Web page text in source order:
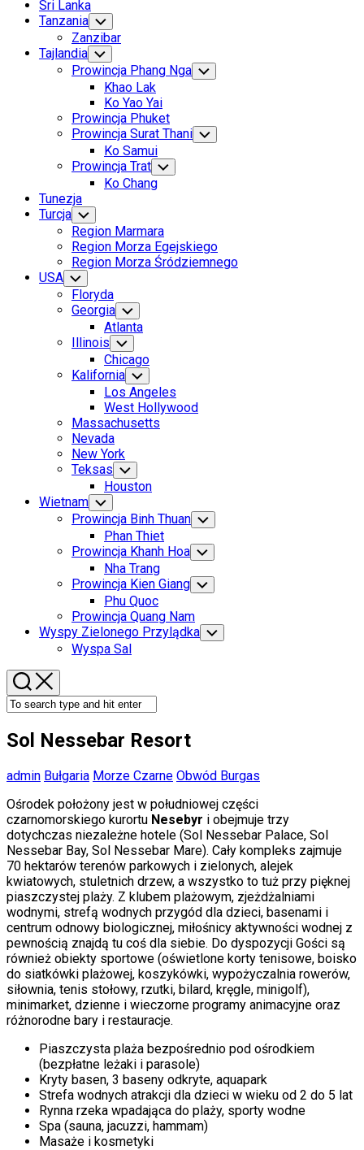
Sri Lanka
Tanzania Toggle
Child
Menu
Zanzibar
Tajlandia Toggle
Child
Menu
Prowincja Phang Nga Toggle
Child
Khao Lak
Ko Yao Yai
Prowincja Phuket
Prowincja Surat Thani Toggle
Child
Ko Samui
Prowincja Trat Toggle
Child
Menu
Ko Chang
Tunezja
Turcja Toggle
Child
Menu
Region Marmara
Region Morza Egejskiego
Region Morza Śródziemnego
USA Toggle
Child
Menu
Floryda
Georgia Toggle
Child
Menu
Atlanta
Illinois Toggle
Child
Menu
Chicago
Kalifornia Toggle
Child
Menu
Los Angeles
West Hollywood
Massachusetts
Nevada
New York
Teksas Toggle
Child
Menu
Houston
Wietnam Toggle
Child
Menu
Prowincja Binh Thuan Toggle
Child
Menu
Phan Thiet
Prowincja Khanh Hoa Toggle
Child
Menu
Nha Trang
Prowincja Kien Giang Toggle
Child
Phu Quoc
Prowincja Quang Nam
Wyspy Zielonego Przylądka Toggle
Child
Wyspa Sal
Sol Nessebar Resort
admin Bułgaria Morze Czarne Obwód Burgas
Ośrodek położony jest w południowej części
czarnomorskiego kurortu Nesebyr i obejmuje trzy
dotychczas niezależne hotele (Sol Nessebar Palace, Sol
Nessebar Bay, Sol Nessebar Mare). Cały kompleks zajmuje
70 hektarów terenów parkowych i zielonych, alejek
kwiatowych, stuletnich drzew, a wszystko to tuż przy pięknej
piaszczystej plaży. Z klubem plażowym, zjeżdżalniami
wodnymi, strefą wodnych przygód dla dzieci, basenami i
centrum odnowy biologicznej, miłośnicy aktywności wodnej z
pewnością znajdą tu coś dla siebie. Do dyspozycji Gości są
również obiekty sportowe (oświetlone korty tenisowe, boisko
do siatkówki plażowej, koszykówki, wypożyczalnia rowerów,
siłownia, tenis stołowy, rzutki, bilard, kręgle, minigolf),
minimarket, dzienne i wieczorne programy animacyjne oraz
różnorodne bary i restauracje.
Piaszczysta plaża bezpośrednio pod ośrodkiem
(bezpłatne leżaki i parasole)
Kryty basen, 3 baseny odkryte, aquapark
Strefa wodnych atrakcji dla dzieci w wieku od 2 do 5 lat
Rynna rzeka wpadająca do plaży, sporty wodne
Spa (sauna, jacuzzi, hammam)
Masaże i kosmetyki